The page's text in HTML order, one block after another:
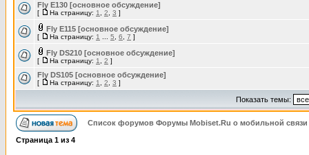
Fly E130 [основное обсуждение]
[ На страницу: 1 2 3 ]
Fly E115 [основное обсуждение]
[ На страницу: 1 5 6 7 ]
Fly DS210 [основное обсуждение]
[ На страницу: 1 2 ]
Fly DS105 [основное обсуждение]
[ На страницу: 1 2 3 ]
Показать темы:
Список форумов Форумы Mobiset.Ru о мобильной связи
Страница 1 из 4